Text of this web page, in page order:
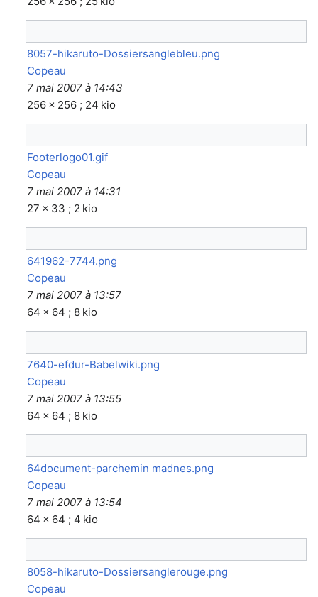
8057-hikaruto-Dossiersanglebleu.png
Copeau
7 mai 2007 à 14:43
256 × 256 ; 24 kio
Footerlogo01.gif
Copeau
7 mai 2007 à 14:31
27 × 33 ; 2 kio
641962-7744.png
Copeau
7 mai 2007 à 13:57
64 × 64 ; 8 kio
7640-efdur-Babelwiki.png
Copeau
7 mai 2007 à 13:55
64 × 64 ; 8 kio
64document-parchemin madnes.png
Copeau
7 mai 2007 à 13:54
64 × 64 ; 4 kio
8058-hikaruto-Dossiersanglerouge.png
Copeau